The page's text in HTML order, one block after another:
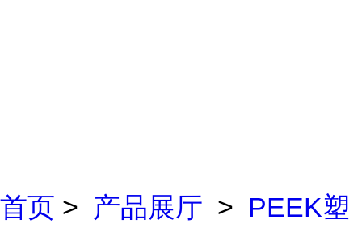
首页 > 产品展厅 > PEEK塑